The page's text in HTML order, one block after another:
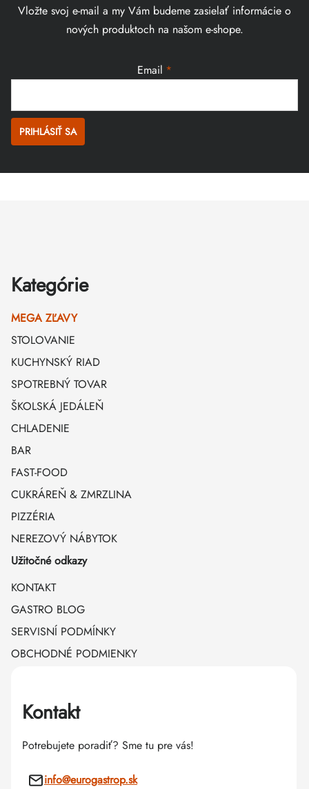
Vložte svoj e-mail a my Vám budeme zasielať informácie o
nových produktoch na našom e-shope.
Email
PRIHLÁSIŤ SA
Kategórie
MEGA ZĽAVY
STOLOVANIE
KUCHYNSKÝ RIAD
SPOTREBNÝ TOVAR
ŠKOLSKÁ JEDÁLEŇ
CHLADENIE
BAR
FAST-FOOD
CUKRÁREŇ & ZMRZLINA
PIZZÉRIA
NEREZOVÝ NÁBYTOK
Užitočné odkazy
KONTAKT
GASTRO BLOG
SERVISNÍ PODMÍNKY
OBCHODNÉ PODMIENKY
Kontakt
Potrebujete poradiť? Sme tu pre vás!
info@eurogastrop.sk